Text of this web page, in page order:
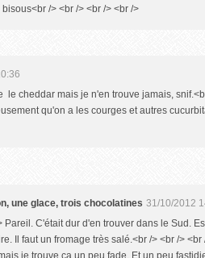
/> <br /> <br /> <br />
le cheddar mais je n'en trouve jamais,
qu'on a les courges et autres
une glace, trois chocolatines 31/10/2012
Pareil. C'était dur d'en trouver dans le Sud.
Il faut un fromage très salé.<br /> <br />
je trouve ça un peu fade. Et un peu